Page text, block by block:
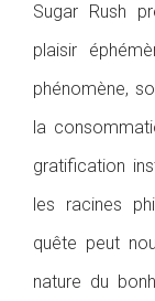
Sugar Rush
plaisir
phénomène,
la
gratification
les racines
quête peut
nature du